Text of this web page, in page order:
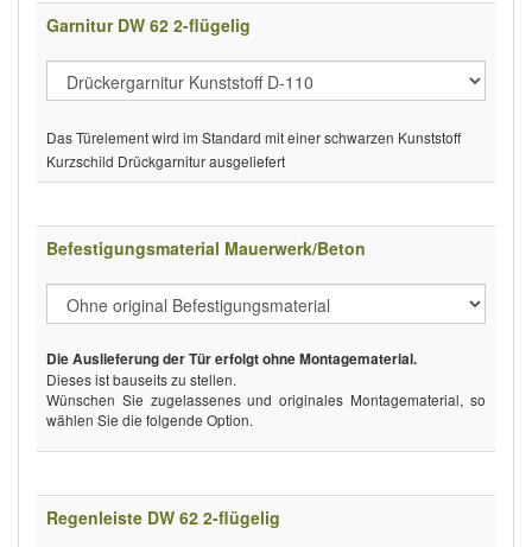
Garnitur DW 62 2-flügelig
Das Türelement wird im Standard mit einer schwarzen Kunststoff
Kurzschild Drückgarnitur ausgeliefert
Befestigungsmaterial Mauerwerk/Beton
Die Auslieferung der Tür erfolgt ohne Montagematerial.
Dieses ist bauseits zu stellen.
Wünschen Sie zugelassenes und originales Montagematerial, so
wählen Sie die folgende Option.
Regenleiste DW 62 2-flügelig